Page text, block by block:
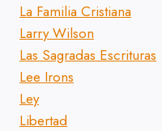
La Familia Cristiana
Larry Wilson
Las Sagradas Escrituras
Lee Irons
Ley
Libertad